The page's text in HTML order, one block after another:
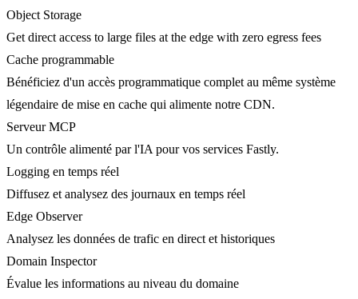
Object Storage
Get direct access to large files at the edge with zero egress fees
Cache programmable
Bénéficiez d'un accès programmatique complet au même système
légendaire de mise en cache qui alimente notre CDN.
Serveur MCP
Un contrôle alimenté par l'IA pour vos services Fastly.
Logging en temps réel
Diffusez et analysez des journaux en temps réel
Edge Observer
Analysez les données de trafic en direct et historiques
Domain Inspector
Évalue les informations au niveau du domaine